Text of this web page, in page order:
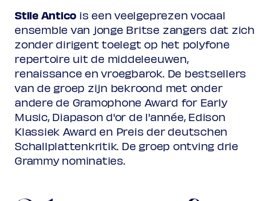
Stile Antico is een veelgeprezen vocaal
ensemble van jonge Britse zangers dat zich
zonder dirigent toelegt op het polyfone
repertoire uit de middeleeuwen,
renaissance en vroegbarok. De bestsellers
van de groep zijn bekroond met onder
andere de Gramophone Award for Early
Music, Diapason d'or de l'année, Edison
Klassiek Award en Preis der deutschen
Schallplattenkritik. De groep ontving drie
Grammy nominaties.